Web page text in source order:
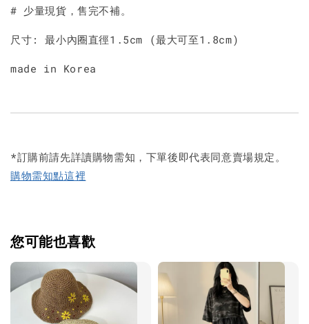
# 少量現貨，售完不補。
尺寸: 最小內圈直徑1.5cm (最大可至1.8cm)
made in Korea
*訂購前請先詳讀購物需知，下單後即代表同意賣場規定。
購物需知點這裡
您可能也喜歡